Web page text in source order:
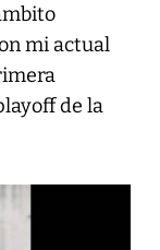
mi actual
de la